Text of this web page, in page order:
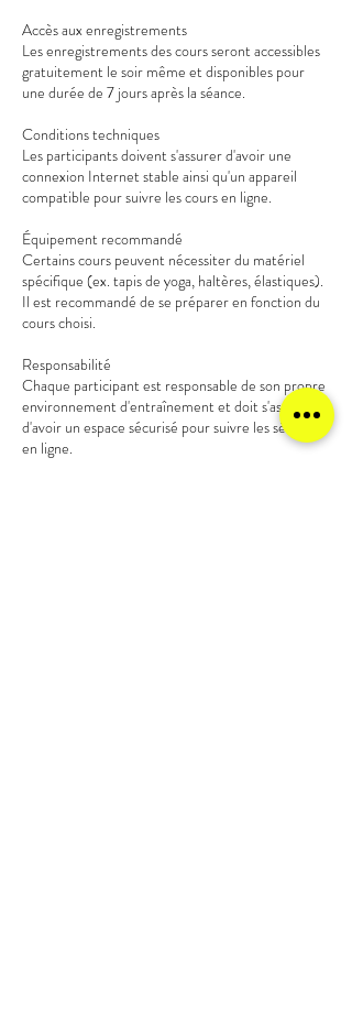
Accès aux enregistrements
Les enregistrements des cours seront accessibles
gratuitement le soir même et disponibles pour
une durée de 7 jours après la séance.
Conditions techniques
Les participants doivent s'assurer d'avoir une
connexion Internet stable ainsi qu'un appareil
compatible pour suivre les cours en ligne.
Équipement recommandé
Certains cours peuvent nécessiter du matériel
spécifique (ex. tapis de yoga, haltères, élastiques).
Il est recommandé de se préparer en fonction du
cours choisi.
Responsabilité
Chaque participant est responsable de son propre
environnement d'entraînement et doit s'assurer
d'avoir un espace sécurisé pour suivre les séances
en ligne.